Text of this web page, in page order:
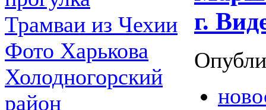
Трамваи из Чехии
Фото Харькова
Холодногорский
район
г.